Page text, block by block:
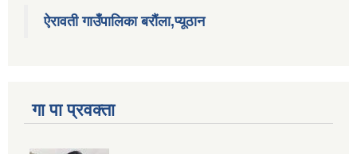
ऐरावती गाउँपालिका बरौंला,प्यूठान
गा पा प्रवक्ता